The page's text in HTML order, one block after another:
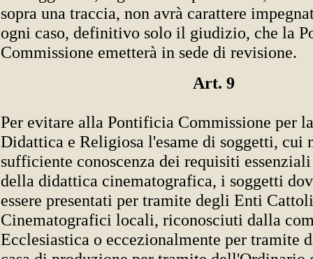
sopra una traccia, non avrà carattere
ogni caso, definitivo solo il giudizio, che la
Commissione emetterà in sede di revisione.
Art. 9
Per evitare alla Pontificia Commissione per
Didattica e Religiosa l'esame di soggetti, cui
sufficiente conoscenza dei requisiti
della didattica cinematografica, i soggetti
essere presentati per tramite degli Enti
Cinematografici locali, riconosciuti dalla
Ecclesiastica o eccezionalmente per tramite